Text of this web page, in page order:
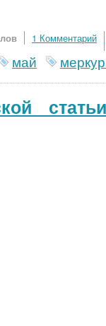
1 Комментарий
май